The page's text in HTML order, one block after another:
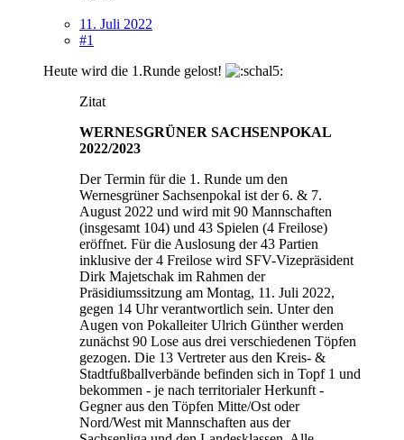
11. Juli 2022
#1
Heute wird die 1.Runde gelost!
Zitat
WERNESGRÜNER SACHSENPOKAL
2022/2023
Der Termin für die 1. Runde um den
Wernesgrüner Sachsenpokal ist der 6. & 7.
August 2022 und wird mit 90 Mannschaften
(insgesamt 104) und 43 Spielen (4 Freilose)
eröffnet. Für die Auslosung der 43 Partien
inklusive der 4 Freilose wird SFV-Vizepräsident
Dirk Majetschak im Rahmen der
Präsidiumssitzung am Montag, 11. Juli 2022,
gegen 14 Uhr verantwortlich sein. Unter den
Augen von Pokalleiter Ulrich Günther werden
zunächst 90 Lose aus drei verschiedenen Töpfen
gezogen. Die 13 Vertreter aus den Kreis- &
Stadtfußballverbände befinden sich in Topf 1 und
bekommen - je nach territorialer Herkunft -
Gegner aus den Töpfen Mitte/Ost oder
Nord/West mit Mannschaften aus der